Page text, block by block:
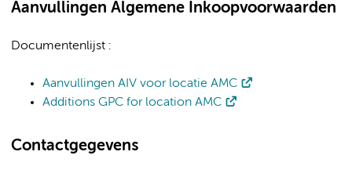
Aanvullingen Algemene Inkoopvoorwaarden
Documentenlijst :
Aanvullingen AIV voor locatie AMC
Additions GPC for location AMC
Contactgegevens